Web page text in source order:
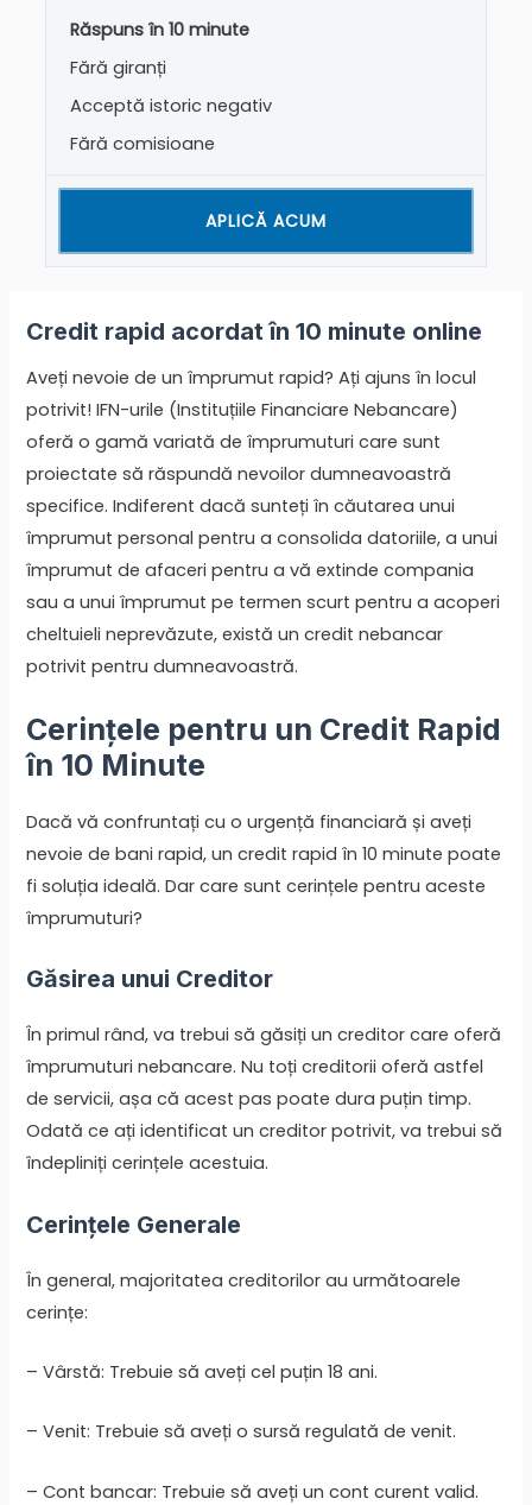
Răspuns în 10 minute
Fără giranți
Acceptă istoric negativ
Fără comisioane
APLICĂ ACUM
Credit rapid acordat în 10 minute online
Aveți nevoie de un împrumut rapid? Ați ajuns în locul
potrivit! IFN-urile (Instituțiile Financiare Nebancare)
oferă o gamă variată de împrumuturi care sunt
proiectate să răspundă nevoilor dumneavoastră
specifice. Indiferent dacă sunteți în căutarea unui
împrumut personal pentru a consolida datoriile, a unui
împrumut de afaceri pentru a vă extinde compania
sau a unui împrumut pe termen scurt pentru a acoperi
cheltuieli neprevăzute, există un credit nebancar
potrivit pentru dumneavoastră.
Cerințele pentru un Credit Rapid
în 10 Minute
Dacă vă confruntați cu o urgență financiară și aveți
nevoie de bani rapid, un credit rapid în 10 minute poate
fi soluția ideală. Dar care sunt cerințele pentru aceste
împrumuturi?
Găsirea unui Creditor
În primul rând, va trebui să găsiți un creditor care oferă
împrumuturi nebancare. Nu toți creditorii oferă astfel
de servicii, așa că acest pas poate dura puțin timp.
Odată ce ați identificat un creditor potrivit, va trebui să
îndepliniți cerințele acestuia.
Cerințele Generale
În general, majoritatea creditorilor au următoarele
cerințe:
– Vârstă: Trebuie să aveți cel puțin 18 ani.
– Venit: Trebuie să aveți o sursă regulată de venit.
– Cont bancar: Trebuie să aveți un cont curent valid.